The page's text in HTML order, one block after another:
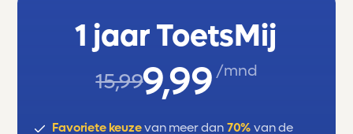
1 jaar ToetsMij
15,999,99 /mnd
Favoriete keuzevan meer dan 70% van de